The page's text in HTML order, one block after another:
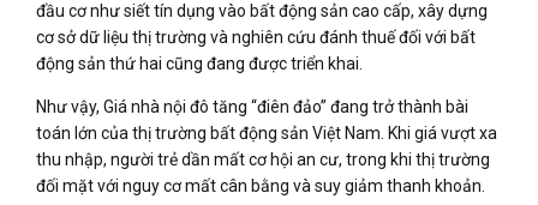
đầu cơ như siết tín dụng vào bất động sản cao cấp, xây dựng
cơ sở dữ liệu thị trường và nghiên cứu đánh thuế đối với bất
động sản thứ hai cũng đang được triển khai.
Như vậy, Giá nhà nội đô tăng “điên đảo” đang trở thành bài
toán lớn của thị trường bất động sản Việt Nam. Khi giá vượt xa
thu nhập, người trẻ dần mất cơ hội an cư, trong khi thị trường
đối mặt với nguy cơ mất cân bằng và suy giảm thanh khoản.